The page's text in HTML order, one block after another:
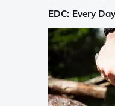
EDC: Every